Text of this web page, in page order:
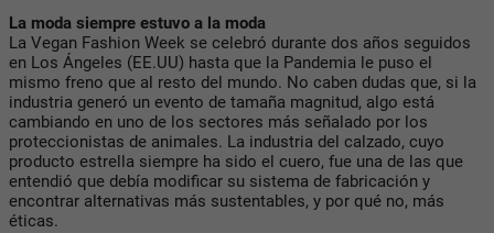
La moda siempre estuvo a la moda
La Vegan Fashion Week se celebró durante dos años seguidos
en Los Ángeles (EE.UU) hasta que la Pandemia le puso el
mismo freno que al resto del mundo. No caben dudas que, si la
industria generó un evento de tamaña magnitud, algo está
cambiando en uno de los sectores más señalado por los
proteccionistas de animales. La industria del calzado, cuyo
producto estrella siempre ha sido el cuero, fue una de las que
entendió que debía modificar su sistema de fabricación y
encontrar alternativas más sustentables, y por qué no, más
éticas.